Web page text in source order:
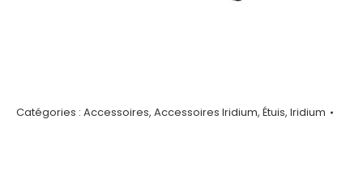
Catégories : Accessoires, Accessoires Iridium, Étuis, Iridium